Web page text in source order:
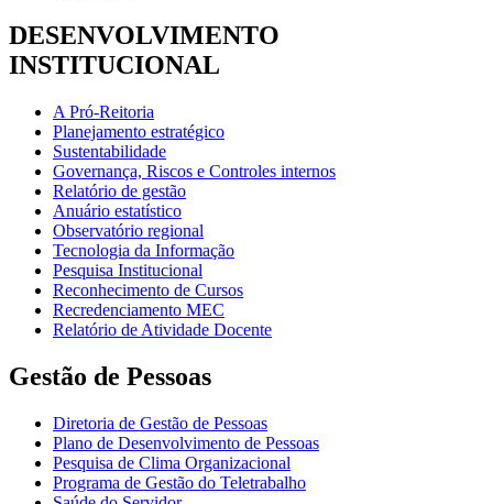
DESENVOLVIMENTO
INSTITUCIONAL
A Pró-Reitoria
Planejamento estratégico
Sustentabilidade
Governança, Riscos e Controles internos
Relatório de gestão
Anuário estatístico
Observatório regional
Tecnologia da Informação
Pesquisa Institucional
Reconhecimento de Cursos
Recredenciamento MEC
Relatório de Atividade Docente
Gestão de Pessoas
Diretoria de Gestão de Pessoas
Plano de Desenvolvimento de Pessoas
Pesquisa de Clima Organizacional
Programa de Gestão do Teletrabalho